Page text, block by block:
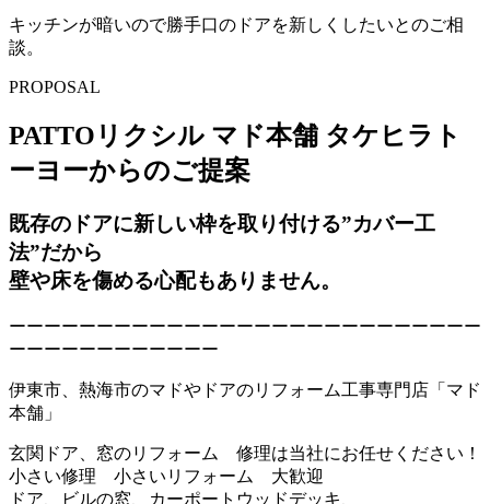
キッチンが暗いので勝手口のドアを新しくしたいとのご相
談。
PROPOSAL
PATTOリクシル マド本舗 タケヒラト
ーヨーからのご提案
既存のドアに新しい枠を取り付ける”カバー工
法”だから
壁や床を傷める心配もありません。
ーーーーーーーーーーーーーーーーーーーーーーーーーーー
ーーーーーーーーーーーー
伊東市、熱海市のマドやドアのリフォーム工事専門店「マド
本舗」
玄関ドア、窓のリフォーム 修理は当社にお任せください！
小さい修理 小さいリフォーム 大歓迎
ドア、ビルの窓、カーポートウッドデッキ、